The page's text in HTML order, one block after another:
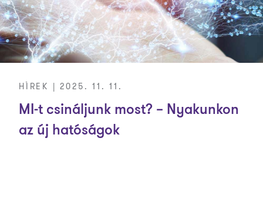
HÍREK | 2025. 11. 11.
MI-t csináljunk most? – Nyakunkon
az új hatóságok